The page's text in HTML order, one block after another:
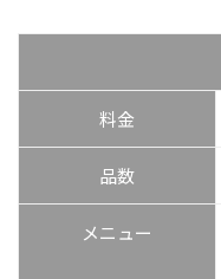
料金
品数
メニュー